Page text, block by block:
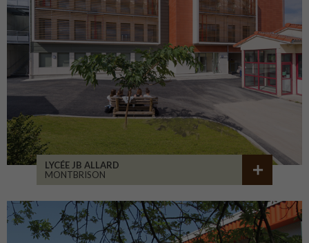
LYCÉE JB ALLARD
MONTBRISON